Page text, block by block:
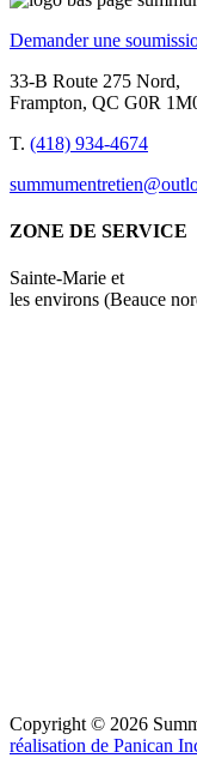
Demander une
33-B Route 275 Nord,
Frampton, QC G0R
T. (418) 934-4674
ZONE DE SERVICE
Sainte-Marie et
les environs (Beauce
Copyright © 2026
réalisation de Panican